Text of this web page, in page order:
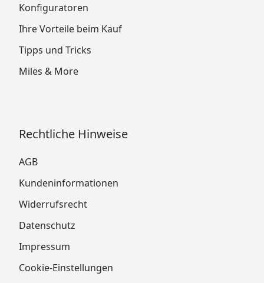
Konfiguratoren
Ihre Vorteile beim Kauf
Tipps und Tricks
Miles & More
Rechtliche Hinweise
AGB
Kundeninformationen
Widerrufsrecht
Datenschutz
Impressum
Cookie-Einstellungen